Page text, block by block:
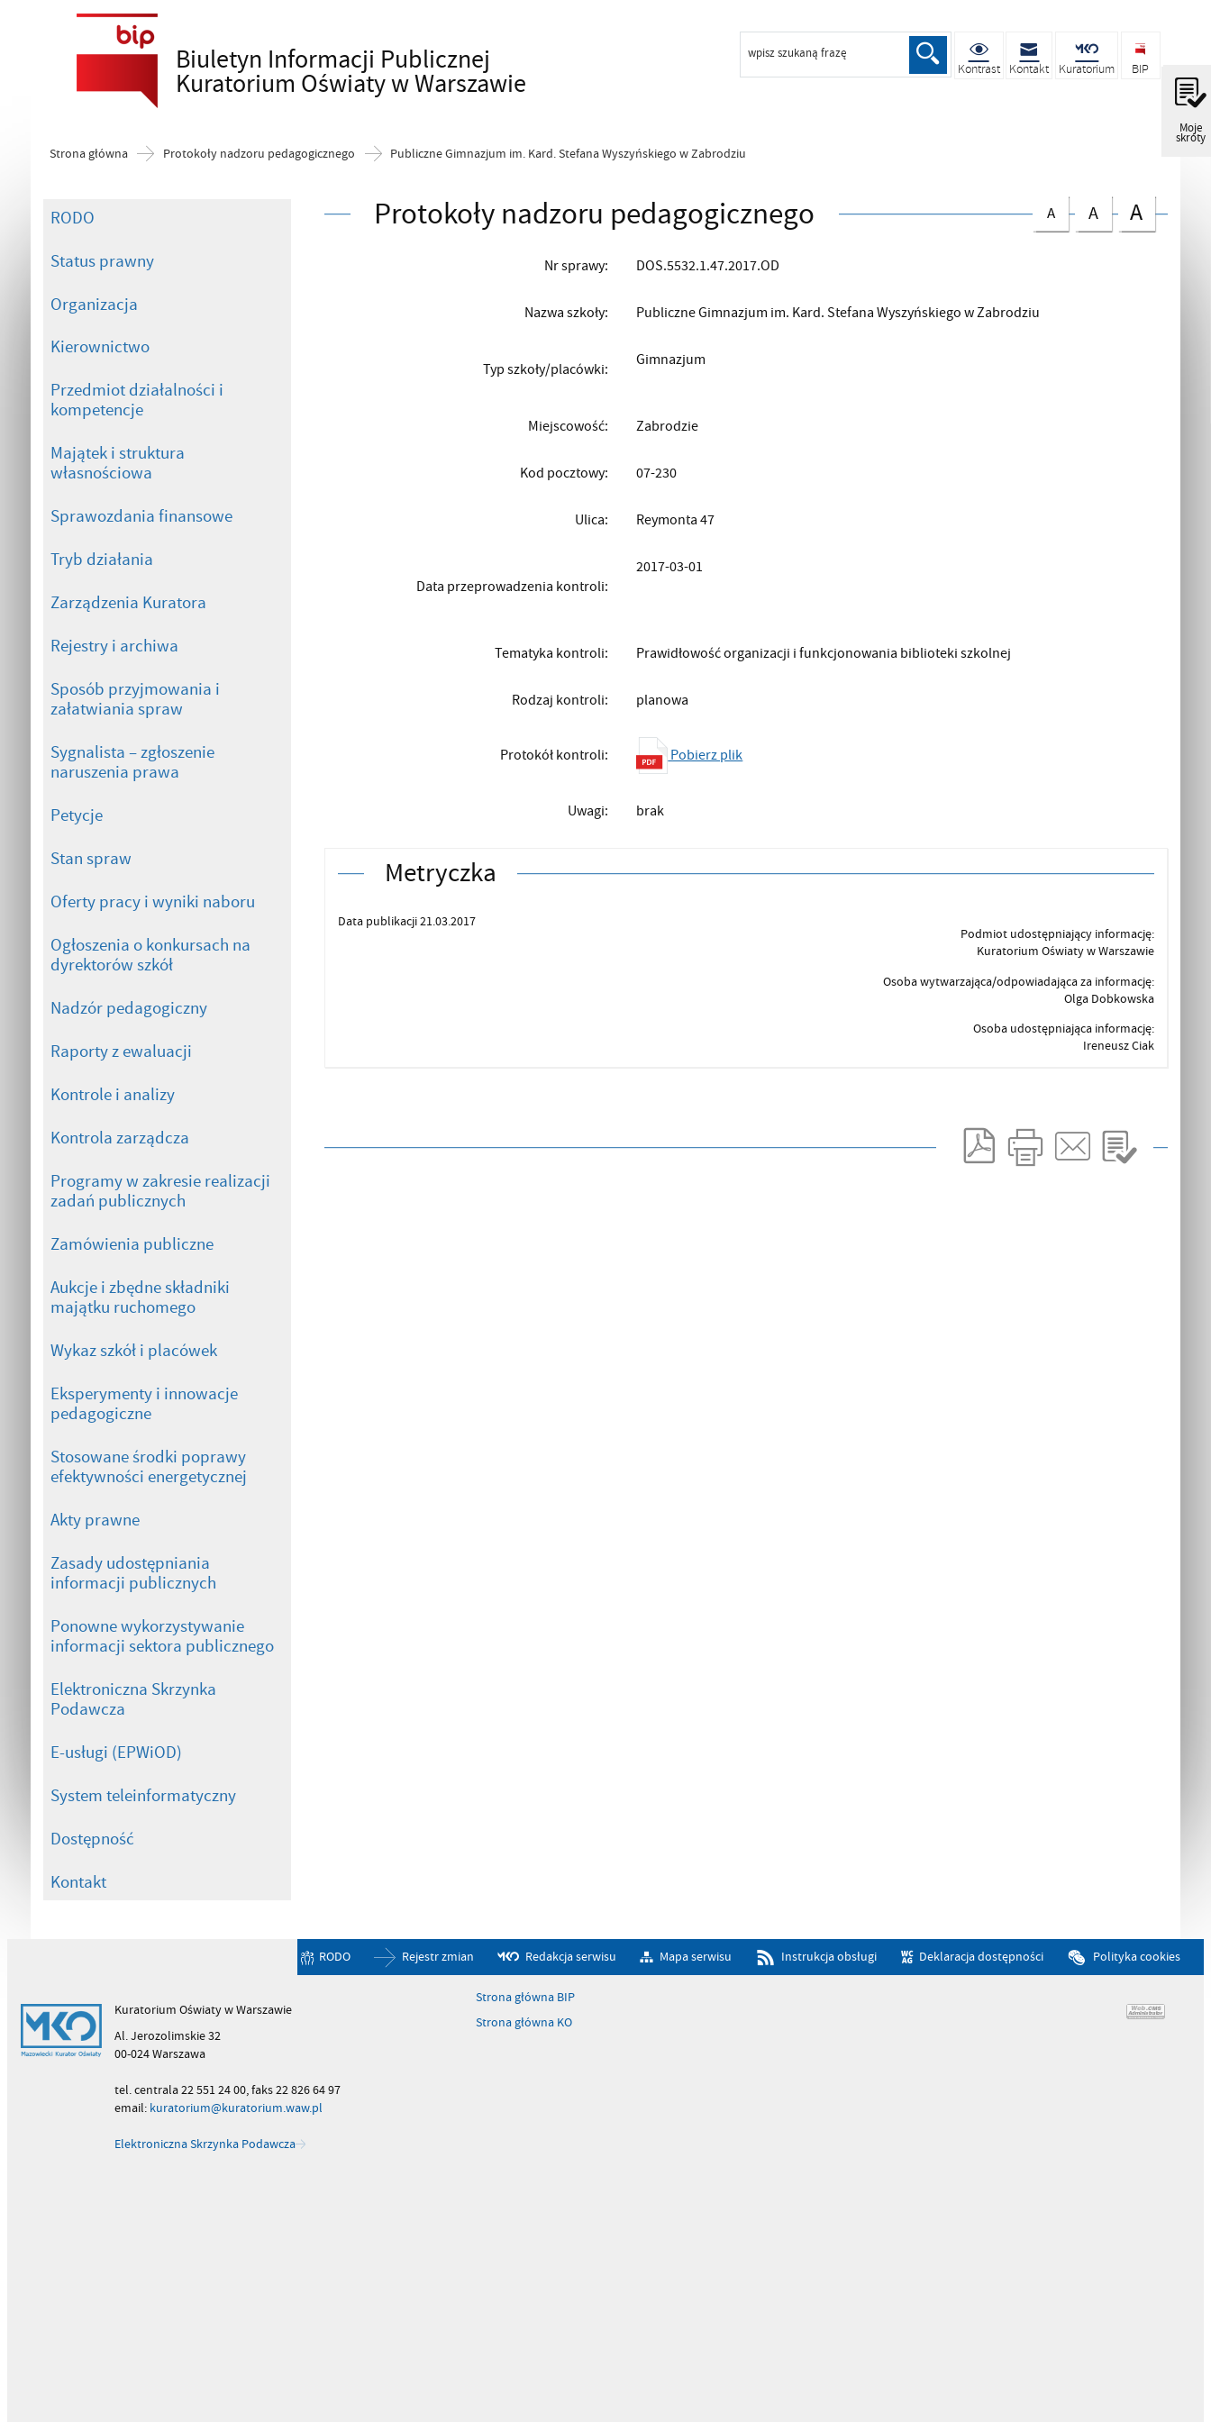
Moje
skróty
Biuletyn Informacji Publicznej
Kuratorium Oświaty w Warszawie
wpisz szukaną frazę
Szukaj
Kontrast Kontakt Kuratorium BIP
Strona główna Protokoły nadzoru pedagogicznego Publiczne Gimnazjum im. Kard. Stefana Wyszyńskiego w Zabrodziu
RODO
Status prawny
Organizacja
Kierownictwo
Przedmiot działalności i
kompetencje
Majątek i struktura
własnościowa
Sprawozdania finansowe
Tryb działania
Zarządzenia Kuratora
Rejestry i archiwa
Sposób przyjmowania i
załatwiania spraw
Sygnalista – zgłoszenie
naruszenia prawa
Petycje
Stan spraw
Oferty pracy i wyniki naboru
Ogłoszenia o konkursach na
dyrektorów szkół
Nadzór pedagogiczny
Raporty z ewaluacji
Kontrole i analizy
Kontrola zarządcza
Programy w zakresie realizacji
zadań publicznych
Zamówienia publiczne
Aukcje i zbędne składniki
majątku ruchomego
Wykaz szkół i placówek
Eksperymenty i innowacje
pedagogiczne
Stosowane środki poprawy
efektywności energetycznej
Akty prawne
Zasady udostępniania
informacji publicznych
Ponowne wykorzystywanie
informacji sektora publicznego
Elektroniczna Skrzynka
Podawcza
E-usługi (EPWiOD)
System teleinformatyczny
Dostępność
Kontakt
Protokoły nadzoru pedagogicznego A A A
Nr sprawy: DOS.5532.1.47.2017.OD
Nazwa szkoły: Publiczne Gimnazjum im. Kard. Stefana Wyszyńskiego w Zabrodziu
Typ szkoły/placówki:
Gimnazjum
Miejscowość: Zabrodzie
Kod pocztowy: 07-230
Ulica: Reymonta 47
Data przeprowadzenia kontroli:
2017-03-01
Tematyka kontroli: Prawidłowość organizacji i funkcjonowania biblioteki szkolnej
Rodzaj kontroli: planowa
Protokół kontroli: Pobierz plik
Uwagi: brak
Metryczka
Data publikacji 21.03.2017
Podmiot udostępniający informację:
Kuratorium Oświaty w Warszawie
Osoba wytwarzająca/odpowiadająca za informację:
Olga Dobkowska
Osoba udostępniająca informację:
Ireneusz Ciak
RODO Rejestr zmian Redakcja serwisu Mapa serwisu Instrukcja obsługi Deklaracja dostępności Polityka cookies
Kuratorium Oświaty w Warszawie
Al. Jerozolimskie 32
00-024 Warszawa
tel. centrala 22 551 24 00, faks 22 826 64 97
email: kuratorium@kuratorium.waw.pl
Elektroniczna Skrzynka Podawcza
Strona główna BIP
Strona główna KO